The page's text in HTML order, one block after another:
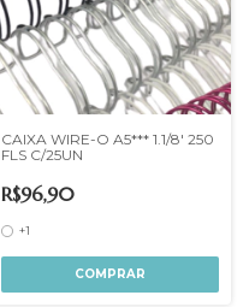
CAIXA WIRE-O A5*** 1.1/8' 250
FLS C/25UN
R$96,90
+1
COMPRAR